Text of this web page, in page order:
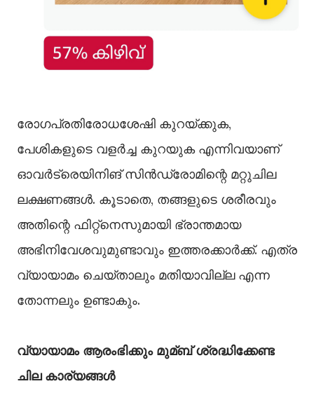
രോഗപ്രതിരോധശേഷി കുറയ്ക്കുക,
പേശികളുടെ വളർച്ച കുറയുക എന്നിവയാണ്
ഓവർട്രെയിനിങ് സിൻഡ്രോമിന്റെ മറ്റുചില
ലക്ഷണങ്ങള്‍. കൂടാതെ, തങ്ങളുടെ ശരീരവും
അതിന്റെ ഫിറ്റ്നെസുമായി ഭ്രാന്തമായ
അഭിനിവേശവുമുണ്ടാവും ഇത്തരക്കാർക്ക്. എത്ര
വ്യായാമം ചെയ്താലും മതിയാവില്ല എന്ന
തോന്നലും ഉണ്ടാകും.
വ്യായാമം ആരംഭിക്കും മുമ്ബ് ശ്രദ്ധിക്കേണ്ട
ചില കാര്യങ്ങള്‍